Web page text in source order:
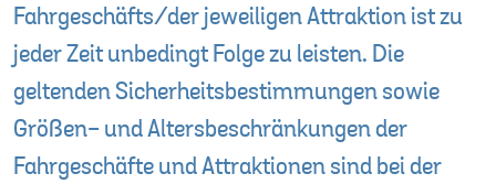
Fahrgeschäfts/der jeweiligen Attraktion ist zu
jeder Zeit unbedingt Folge zu leisten. Die
geltenden Sicherheitsbestimmungen sowie
Größen- und Altersbeschränkungen der
Fahrgeschäfte und Attraktionen sind bei der